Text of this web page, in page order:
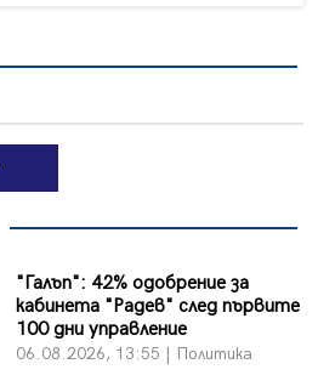
"Галъп": 42% одобрение за
кабинета "Радев" след първите
100 дни управление
06.08.2026, 13:55 | Политика